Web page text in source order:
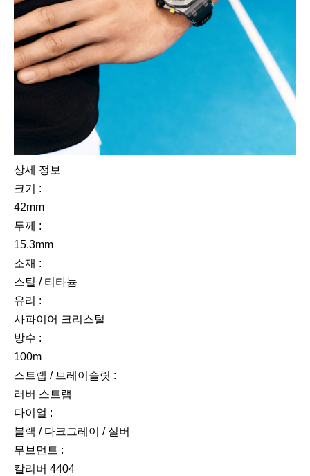
상세 정보
크기 :
42mm
두께 :
15.3mm
소재 :
스틸 / 티타늄
유리 :
사파이어 크리스털
방수 :
100m
스트랩 / 브레이슬릿 :
러버 스트랩
다이얼 :
블랙 / 다크그레이 / 실버
무브먼트 :
칼리버 4404